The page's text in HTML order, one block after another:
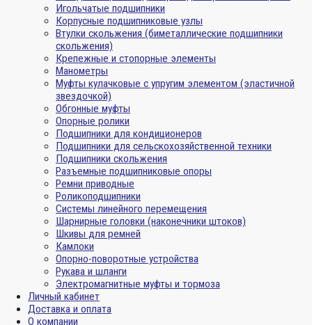
Игольчатые подшипники
Корпусные подшипниковые узлы
Втулки скольжения (биметаллические подшипники
скольжения)
Крепежные и стопорные элементы
Манометры
Муфты кулачковые с упругим элементом (эластичной
звездочкой)
Обгонные муфты
Опорные ролики
Подшипники для кондиционеров
Подшипники для сельскохозяйственной техники
Подшипники скольжения
Разъемные подшипниковые опоры
Ремни приводные
Роликоподшипники
Системы линейного перемещения
Шарнирные головки (наконечники штоков)
Шкивы для ремней
Камлоки
Опорно-поворотные устройства
Рукава и шланги
Электромагнитные муфты и тормоза
Личный кабинет
Доставка и оплата
О компании